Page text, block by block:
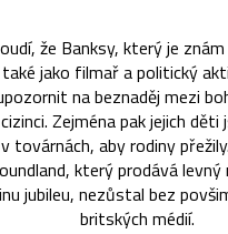
že Banksy, který je
jako filmař a politický
na beznaděj mezi
Zejména pak jejich
továrnách, aby rodiny
který prodává levný
jubileu, nezůstal bez
britských médií.